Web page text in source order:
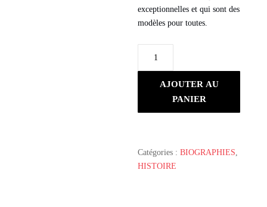
exceptionnelles et qui sont des
modèles pour toutes.
AJOUTER AU
PANIER
Catégories :BIOGRAPHIES,
HISTOIRE